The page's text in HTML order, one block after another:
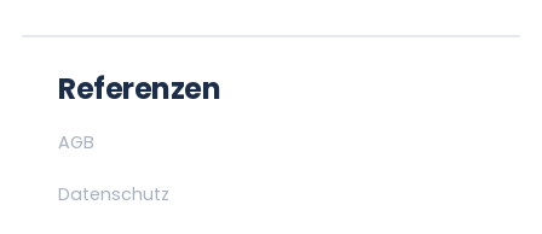
Referenzen
AGB
Datenschutz